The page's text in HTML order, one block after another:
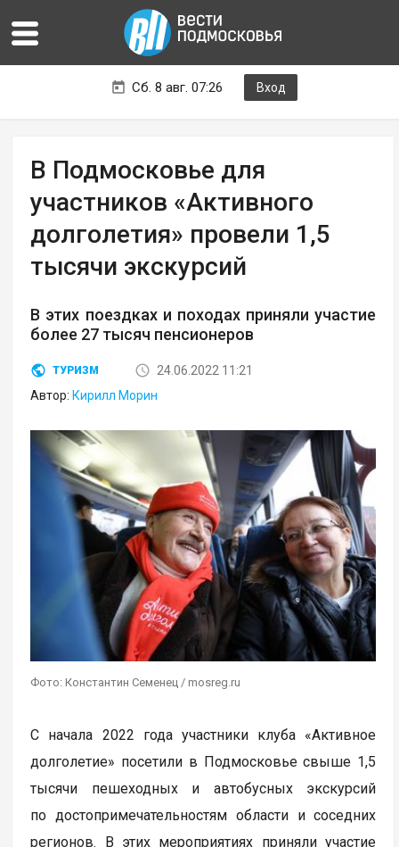
Сб. 8 авг. 07:26 Вход
В Подмосковье для
участников «Активного
долголетия» провели 1,5
тысячи экскурсий
В этих поездках и походах приняли участие
более 27 тысяч пенсионеров
ТУРИЗМ
24.06.2022 11:21
Автор: Кирилл Морин
Фото: Константин Семенец / mosreg.ru
С начала 2022 года участники клуба «Активное
долголетие» посетили в Подмосковье свыше 1,5
тысячи пешеходных и автобусных экскурсий
по достопримечательностям области и соседних
регионов. В этих мероприятиях приняли участие